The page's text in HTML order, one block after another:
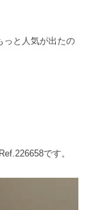
っと人気が出たの
です。